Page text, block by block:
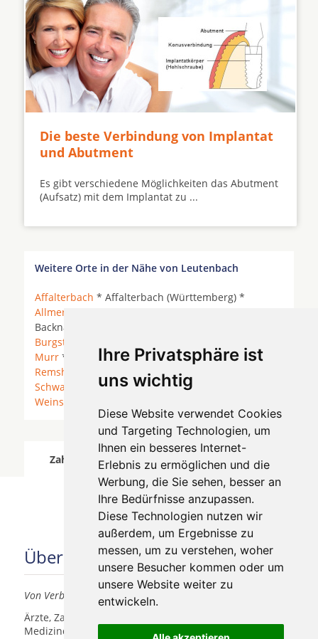
Ihre Privatsphäre ist
uns wichtig
Diese Website verwendet Cookies
und Targeting Technologien, um
Ihnen ein besseres Internet-
Erlebnis zu ermöglichen und die
Werbung, die Sie sehen, besser an
Ihre Bedürfnisse anzupassen.
Diese Technologien nutzen wir
außerdem, um Ergebnisse zu
messen, um zu verstehen, woher
unsere Besucher kommen oder um
unsere Website weiter zu
entwickeln.
Die beste Verbindung von Implantat
und Abutment
Es gibt verschiedene Möglichkeiten das Abutment
(Aufsatz) mit dem Implantat zu ...
Weitere Orte in der Nähe von Leutenbach
Affalterbach * Affalterbach (Württemberg) *
Allmersbach im Tal
Backnang * Auenwald *
Burgstetten
Murr * Leutenbach*Remseck am Neckar
Remshalden
* Rudersberg * Rundsmühlhof *
Schwaikheim
*Waiblingen* Waiblingen (Rems) *
Weinstadt
Zahnärzte für Zahnimplantete in Leutenbach
wurde am 07 August 2026 aktualisiert.
Über uns
Von Verbrauchern für Verbraucher
Ärzte, Zahnärzte, Akustiker und andere
Medizindienstleister haben hier die Möglichkeit, sich